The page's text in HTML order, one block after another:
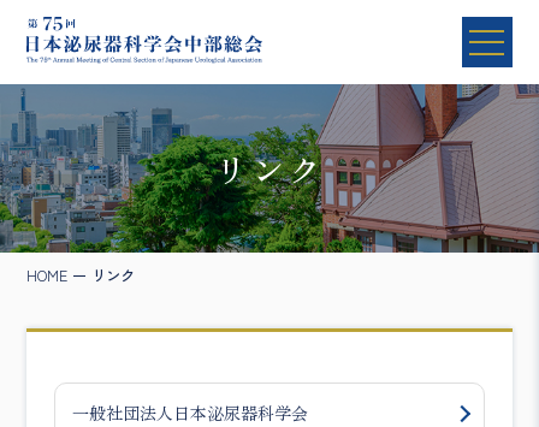
リンク
HOME リンク
一般社団法人日本泌尿器科学会